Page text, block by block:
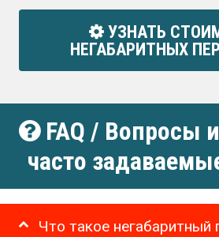
УЗНАТЬ
НЕГАБАРИТНЫХ
FAQ / Вопросы
часто
Что такое негабаритный